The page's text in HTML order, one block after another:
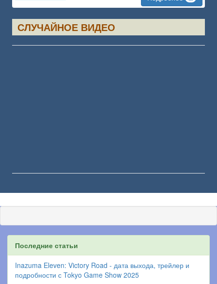
СЛУЧАЙНОЕ ВИДЕО
Последние статьи
Inazuma Eleven: Victory Road - дата выхода, трейлер и
подробности с Tokyo Game Show 2025